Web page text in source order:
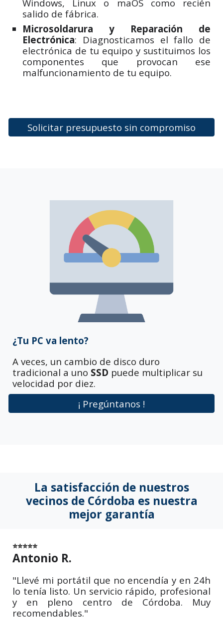
Windows, Linux o maOS como recién
salido de fábrica.
Microsoldarura y Reparación de
Electrónica: Diagnosticamos el fallo de
electrónica de tu equipo y sustituimos los
componentes que provocan ese
malfuncionamiento de tu equipo.
Solicitar presupuesto sin compromiso
¿Tu PC va lento?
A veces, un cambio de disco duro
tradicional a uno SSD puede multiplicar su
velocidad por diez.
¡ Pregúntanos !
La satisfacción de nuestros
vecinos de Córdoba es nuestra
mejor garantía
⭐⭐⭐⭐⭐
Antonio R.
"Llevé mi portátil que no encendía y en 24h
lo tenía listo. Un servicio rápido, profesional
y en pleno centro de Córdoba. Muy
recomendables."